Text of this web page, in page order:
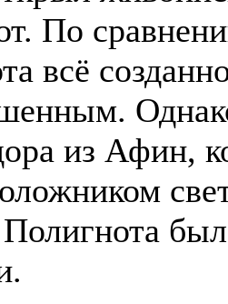
По
всё
из Афин,